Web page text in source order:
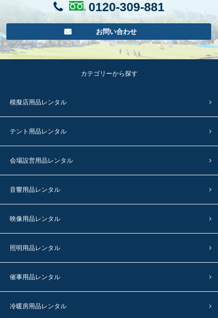
0120-309-881
お問い合わせ
カテゴリーから探す
模擬店用品レンタル
テント用品レンタル
会場設営用品レンタル
音響用品レンタル
映像用品レンタル
照明用品レンタル
催事用品レンタル
冷暖房用品レンタル